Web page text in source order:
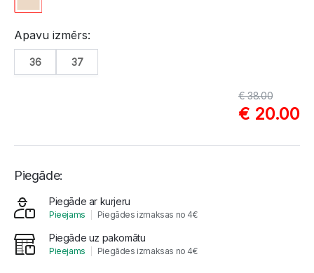
Apavu izmērs:
36 37
€ 20.00
€ 38.00
Piegāde:
Piegāde ar kurjeru
Pieejams Piegādes izmaksas no 4€
Piegāde uz pakomātu
Pieejams Piegādes izmaksas no 4€